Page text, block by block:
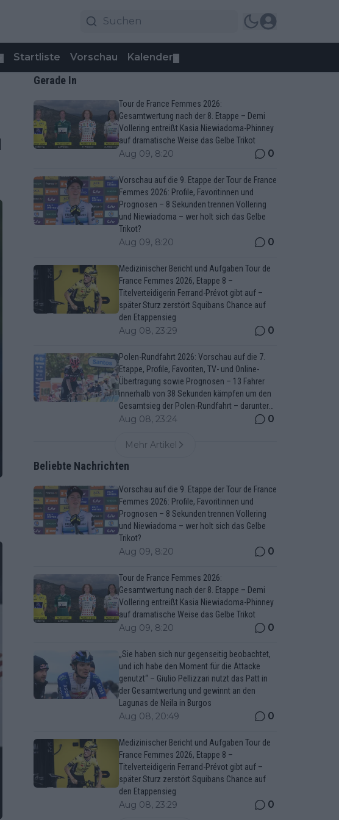
Startliste Vorschau Kalender
Gerade In
Tour de France Femmes 2026:
Gesamtwertung nach der 8. Etappe – Demi
Vollering entreißt Kasia Niewiadoma-Phinney
auf dramatische Weise das Gelbe Trikot
Aug 09, 8:20 0
Vorschau auf die 9. Etappe der Tour de France
Femmes 2026: Profile, Favoritinnen und
Prognosen – 8 Sekunden trennen Vollering
und Niewiadoma – wer holt sich das Gelbe
Trikot?
Aug 09, 8:20 0
Medizinischer Bericht und Aufgaben Tour de
France Femmes 2026, Etappe 8 –
Titelverteidigerin Ferrand-Prévot gibt auf –
später Sturz zerstört Squibans Chance auf
den Etappensieg
Aug 08, 23:29 0
Polen-Rundfahrt 2026: Vorschau auf die 7.
Etappe, Profile, Favoriten, TV- und Online-
Übertragung sowie Prognosen – 13 Fahrer
innerhalb von 38 Sekunden kämpfen um den
Gesamtsieg der Polen-Rundfahrt – darunter
Marco Brenner und Jan Christen
Aug 08, 23:24 0
Mehr Artikel
Beliebte Nachrichten
Vorschau auf die 9. Etappe der Tour de France
Femmes 2026: Profile, Favoritinnen und
Prognosen – 8 Sekunden trennen Vollering
und Niewiadoma – wer holt sich das Gelbe
Trikot?
Aug 09, 8:20 0
Tour de France Femmes 2026:
Gesamtwertung nach der 8. Etappe – Demi
Vollering entreißt Kasia Niewiadoma-Phinney
auf dramatische Weise das Gelbe Trikot
Aug 09, 8:20 0
„Sie haben sich nur gegenseitig beobachtet,
und ich habe den Moment für die Attacke
genutzt“ – Giulio Pellizzari nutzt das Patt in
der Gesamtwertung und gewinnt an den
Lagunas de Neila in Burgos
Aug 08, 20:49 0
Medizinischer Bericht und Aufgaben Tour de
France Femmes 2026, Etappe 8 –
Titelverteidigerin Ferrand-Prévot gibt auf –
später Sturz zerstört Squibans Chance auf
den Etappensieg
Aug 08, 23:29 0